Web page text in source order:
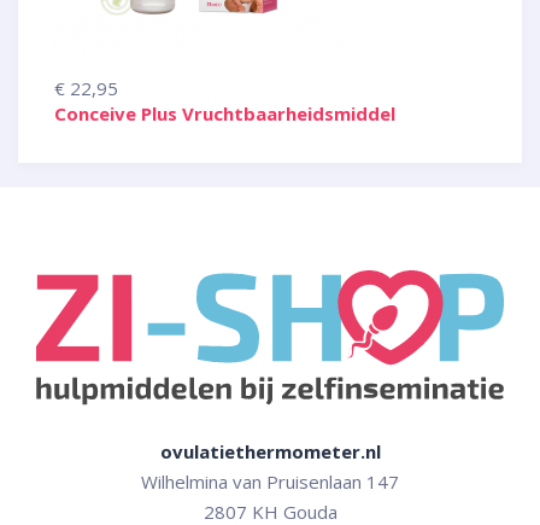
€ 22,95
Conceive Plus Vruchtbaarheidsmiddel
ovulatiethermometer.nl
Wilhelmina van Pruisenlaan 147
2807 KH Gouda